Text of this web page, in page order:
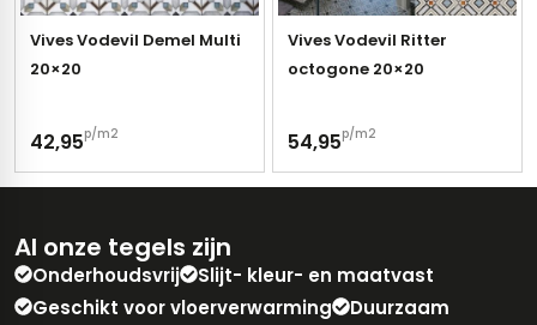
Vives Vodevil Demel Multi
20×20
42,95p/m2
Vives Vodevil Ritter
octogone 20×20
54,95p/m2
Al onze tegels zijn
Onderhoudsvrij
Slijt- kleur- en maatvast
Geschikt voor vloerverwarming
Duurzaam